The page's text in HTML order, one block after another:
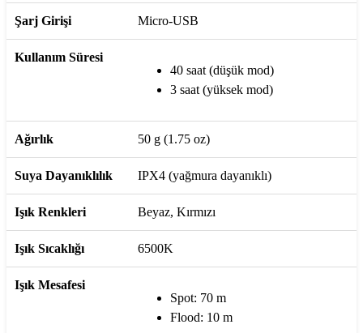
Şarj Girişi Micro-USB
Kullanım Süresi
40 saat (düşük mod)
3 saat (yüksek mod)
Ağırlık 50 g (1.75 oz)
Suya Dayanıklılık IPX4 (yağmura dayanıklı)
Işık Renkleri Beyaz, Kırmızı
Işık Sıcaklığı 6500K
Işık Mesafesi
Spot: 70 m
Flood: 10 m